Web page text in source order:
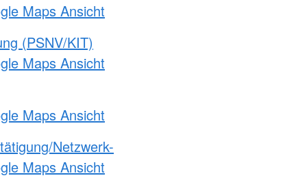
Maps Ansicht
(PSNV/KIT)
Maps Ansicht
Maps Ansicht
Netzwerk-
Maps Ansicht